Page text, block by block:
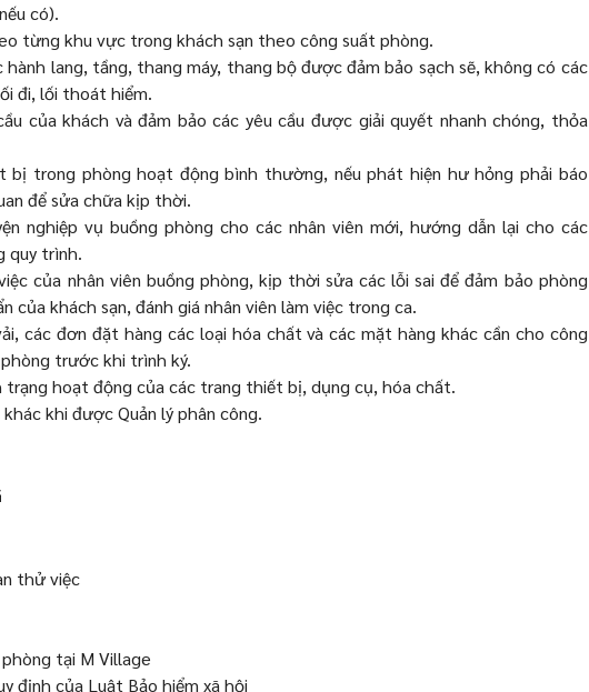
có).
từng khu vực trong khách sạn theo công suất phòng.
hành lang, tầng, thang máy, thang bộ được đảm bảo sạch sẽ, không có các
đi, lối thoát hiểm.
của khách và đảm bảo các yêu cầu được giải quyết nhanh chóng, thỏa
bị trong phòng hoạt động bình thường, nếu phát hiện hư hỏng phải báo
để sửa chữa kịp thời.
nghiệp vụ buồng phòng cho các nhân viên mới, hướng dẫn lại cho các
quy trình.
của nhân viên buồng phòng, kịp thời sửa các lỗi sai để đảm bảo phòng
của khách sạn, đánh giá nhân viên làm việc trong ca.
các đơn đặt hàng các loại hóa chất và các mặt hàng khác cần cho công
trước khi trình ký.
hoạt động của các trang thiết bị, dụng cụ, hóa chất.
khi được Quản lý phân công.
thử việc
tại M Village
định của Luật Bảo hiểm xã hội